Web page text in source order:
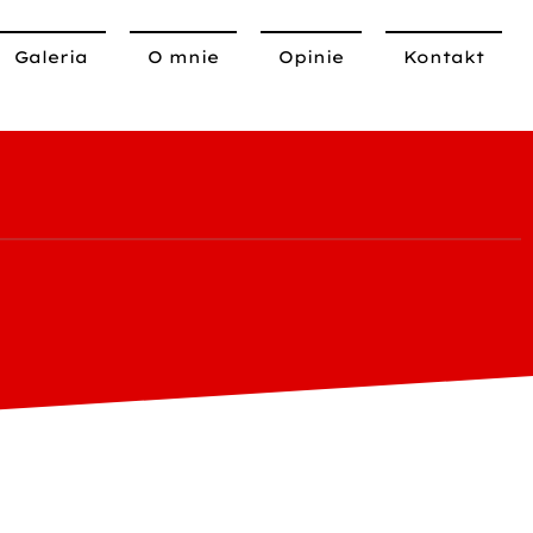
Galeria O mnie Opinie Kontakt